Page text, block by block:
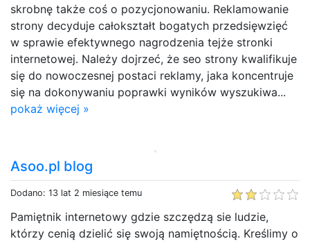
skrobnę także coś o pozycjonowaniu. Reklamowanie
strony decyduje całokształt bogatych przedsięwzięć
w sprawie efektywnego nagrodzenia tejże stronki
internetowej. Należy dojrzeć, że seo strony kwalifikuje
się do nowoczesnej postaci reklamy, jaka koncentruje
się na dokonywaniu poprawki wyników wyszukiwa...
pokaż więcej »
Asoo.pl blog
Dodano: 13 lat 2 miesiące temu
Pamiętnik internetowy gdzie szczędzą sie ludzie,
którzy cenią dzielić się swoją namiętnością. Kreślimy o